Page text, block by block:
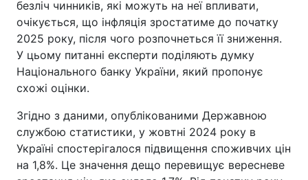
безліч чинників, які можуть на неї впливати,
очікується, що інфляція зростатиме до початку
2025 року, після чого розпочнеться її зниження.
У цьому питанні експерти поділяють думку
Національного банку України, який пропонує
схожі оцінки.
Згідно з даними, опублікованими Державною
службою статистики, у жовтні 2024 року в
Україні спостерігалося підвищення споживчих цін
на 1,8%. Це значення дещо перевищує вересневе